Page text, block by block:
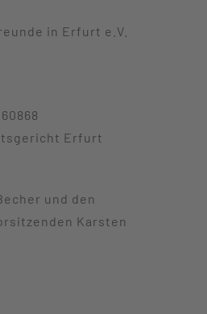
in Erfurt e.V.
Erfurt
und den
Karsten